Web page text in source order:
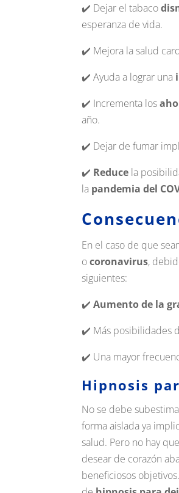
✔️ Dejar el tabaco
esperanza de vida.
✔️ Mejora la salud
✔️ Ayuda a lograr una
✔️ Incrementa los
año.
✔️ Dejar de fumar
✔️ Reduce la
la pandemia del
En el caso de que
ocoronavirus,
siguientes:
✔️Aumento de la
✔️ Más posibilidades
✔️ Una mayor
Hipnosis
No se debe
forma aislada ya
salud. Pero no hay
desear de corazón
beneficiosos